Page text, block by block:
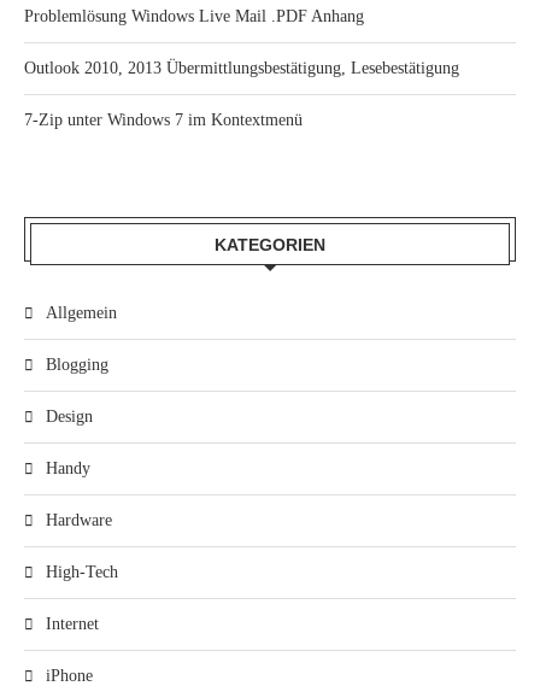
Problemlösung Windows Live Mail .PDF Anhang
Outlook 2010, 2013 Übermittlungsbestätigung, Lesebestätigung
7-Zip unter Windows 7 im Kontextmenü
KATEGORIEN
Allgemein
Blogging
Design
Handy
Hardware
High-Tech
Internet
iPhone